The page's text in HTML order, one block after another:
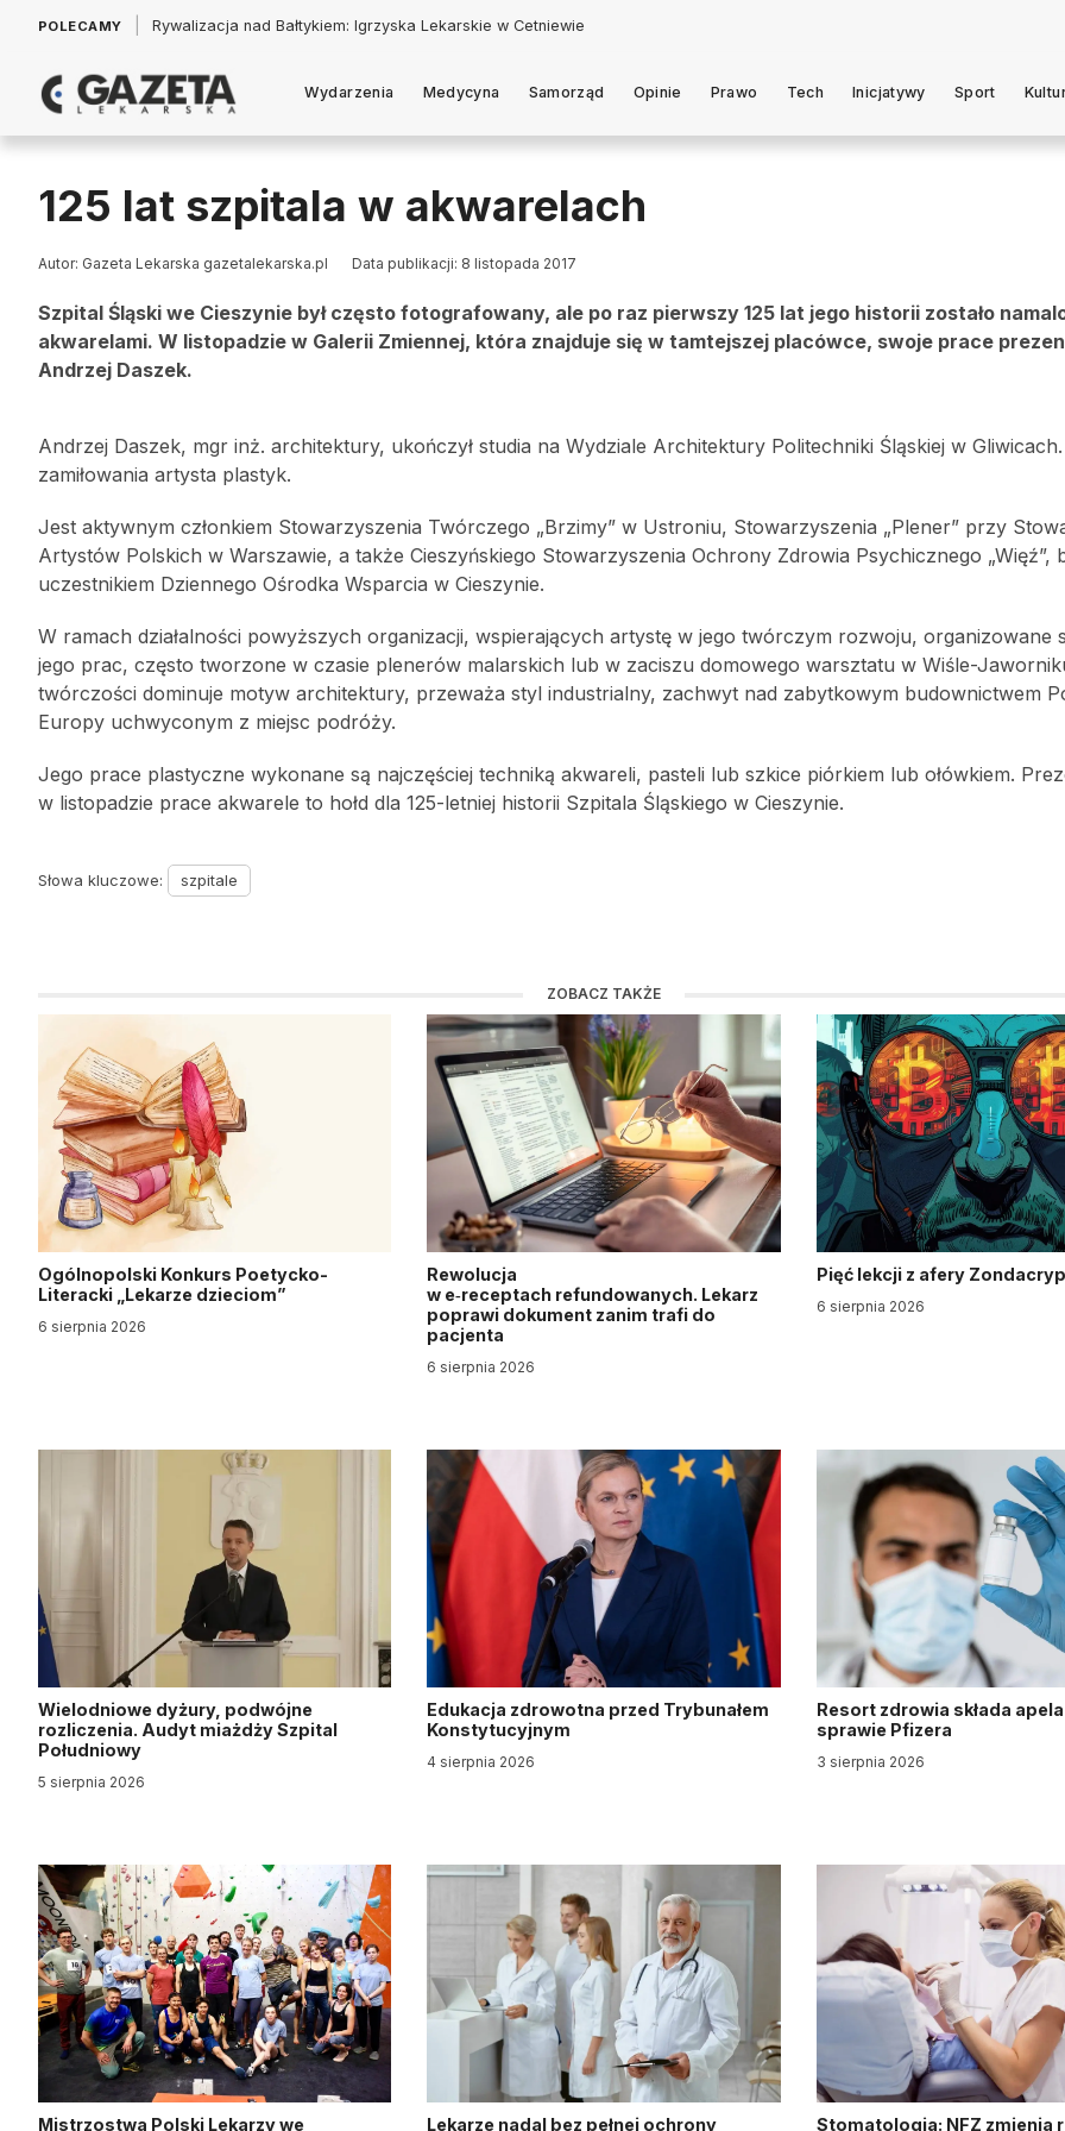
POLECAMY Łukasz Jankowski: Politycy w pogoni za króliczkiem
Wydarzenia Medycyna Samorząd Opinie Prawo Tech Inicjatywy Sport
125 lat szpitala w akwarelach
Autor: Gazeta Lekarska gazetalekarska.pl Data publikacji: 8 listopada 2017
Szpital Śląski we Cieszynie był często fotografowany, ale po raz pierwszy 125 lat jego historii zostało
akwarelami. W listopadzie w Galerii Zmiennej, która znajduje się w tamtejszej placówce, swoje prace
Andrzej Daszek.
Andrzej Daszek, mgr inż. architektury, ukończył studia na Wydziale Architektury Politechniki Śląskiej w
zamiłowania artysta plastyk.
Jest aktywnym członkiem Stowarzyszenia Twórczego „Brzimy” w Ustroniu, Stowarzyszenia „Plener” przy
Artystów Polskich w Warszawie, a także Cieszyńskiego Stowarzyszenia Ochrony Zdrowia Psychicznego „Więź”,
uczestnikiem Dziennego Ośrodka Wsparcia w Cieszynie.
W ramach działalności powyższych organizacji, wspierających artystę w jego twórczym rozwoju, organizowane
jego prac, często tworzone w czasie plenerów malarskich lub w zaciszu domowego warsztatu w Wiśle-
twórczości dominuje motyw architektury, przeważa styl industrialny, zachwyt nad zabytkowym budownictwem
Europy uchwyconym z miejsc podróży.
Jego prace plastyczne wykonane są najczęściej techniką akwareli, pasteli lub szkice piórkiem lub ołówkiem.
w listopadzie prace akwarele to hołd dla 125-letniej historii Szpitala Śląskiego w Cieszynie.
Słowa kluczowe: szpitale
ZOBACZ TAKŻE
Ogólnopolski Konkurs Poetycko-
Literacki „Lekarze dzieciom”
6 sierpnia 2026
Rewolucja
w e‑receptach refundowanych. Lekarz
poprawi dokument zanim trafi do
pacjenta
6 sierpnia 2026
Pięć lekcji z afery
6 sierpnia 2026
Wielodniowe dyżury, podwójne
rozliczenia. Audyt miażdży Szpital
Południowy
5 sierpnia 2026
Edukacja zdrowotna przed Trybunałem
Konstytucyjnym
4 sierpnia 2026
Resort zdrowia składa
sprawie Pfizera
3 sierpnia 2026
Mistrzostwa Polski Lekarzy we Lekarze nadal bez pełnej ochrony Stomatologia: NFZ zmienia